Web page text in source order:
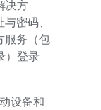
决方
密码、
服务（包
）登录
设备和